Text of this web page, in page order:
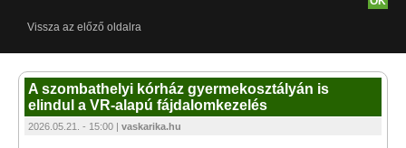
Vissza az előző oldalra
A szombathelyi kórház gyermekosztályán is
elindul a VR-alapú fájdalomkezelés
2026.05.21. - 15:00 | vaskarika.hu